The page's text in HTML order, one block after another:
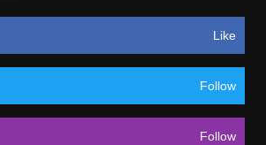
Like
Follow
Follow